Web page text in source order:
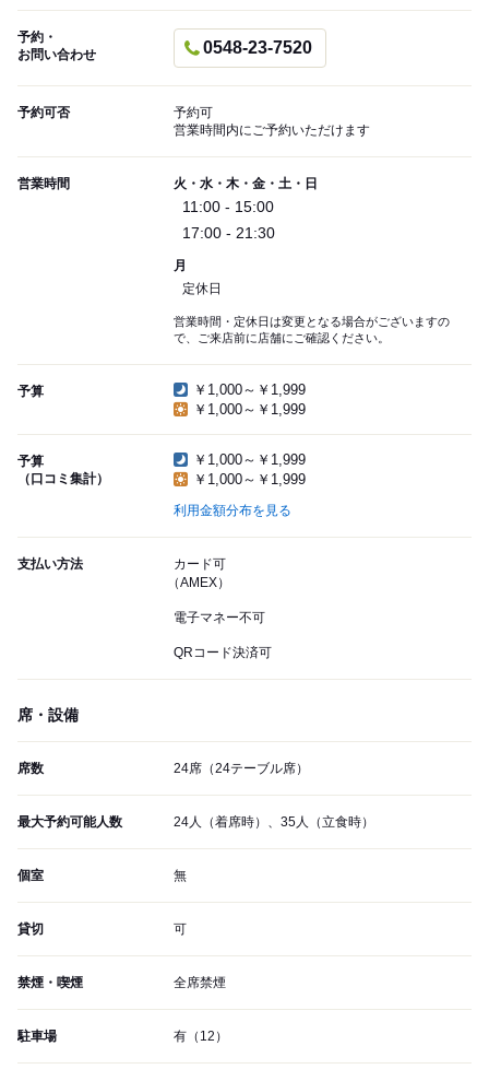
予約・
お問い合わせ
0548-23-7520
予約可否
予約可
営業時間内にご予約いただけます
営業時間 火・水・木・金・土・日
11:00 - 15:00
17:00 - 21:30
月
定休日
営業時間・定休日は変更となる場合がございますの
で、ご来店前に店舗にご確認ください。
予算
￥1,000～￥1,999
￥1,000～￥1,999
予算
（口コミ集計）
￥1,000～￥1,999
￥1,000～￥1,999
利用金額分布を見る
支払い方法
カード可
（AMEX）
電子マネー不可
QRコード決済可
席・設備
席数 24席（24テーブル席）
最大予約可能人数 24人（着席時）、35人（立食時）
個室 無
貸切 可
禁煙・喫煙 全席禁煙
駐車場 有（12）